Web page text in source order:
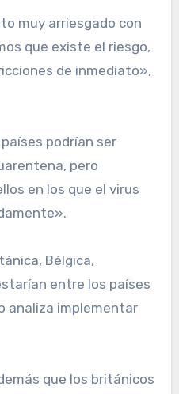
muy arriesgado con
que existe el riesgo,
de inmediato»,
podrían ser
pero
en los que el virus
Bélgica,
entre los países
analiza implementar
que los británicos